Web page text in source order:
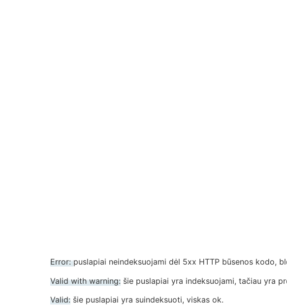
Error:puslapiai neindeksuojami dėl 5xx HTTP būsenos kodo,
Valid with warning: šie puslapiai yra indeksuojami, tačiau yra
Valid: šie puslapiai yra suindeksuoti, viskas ok.